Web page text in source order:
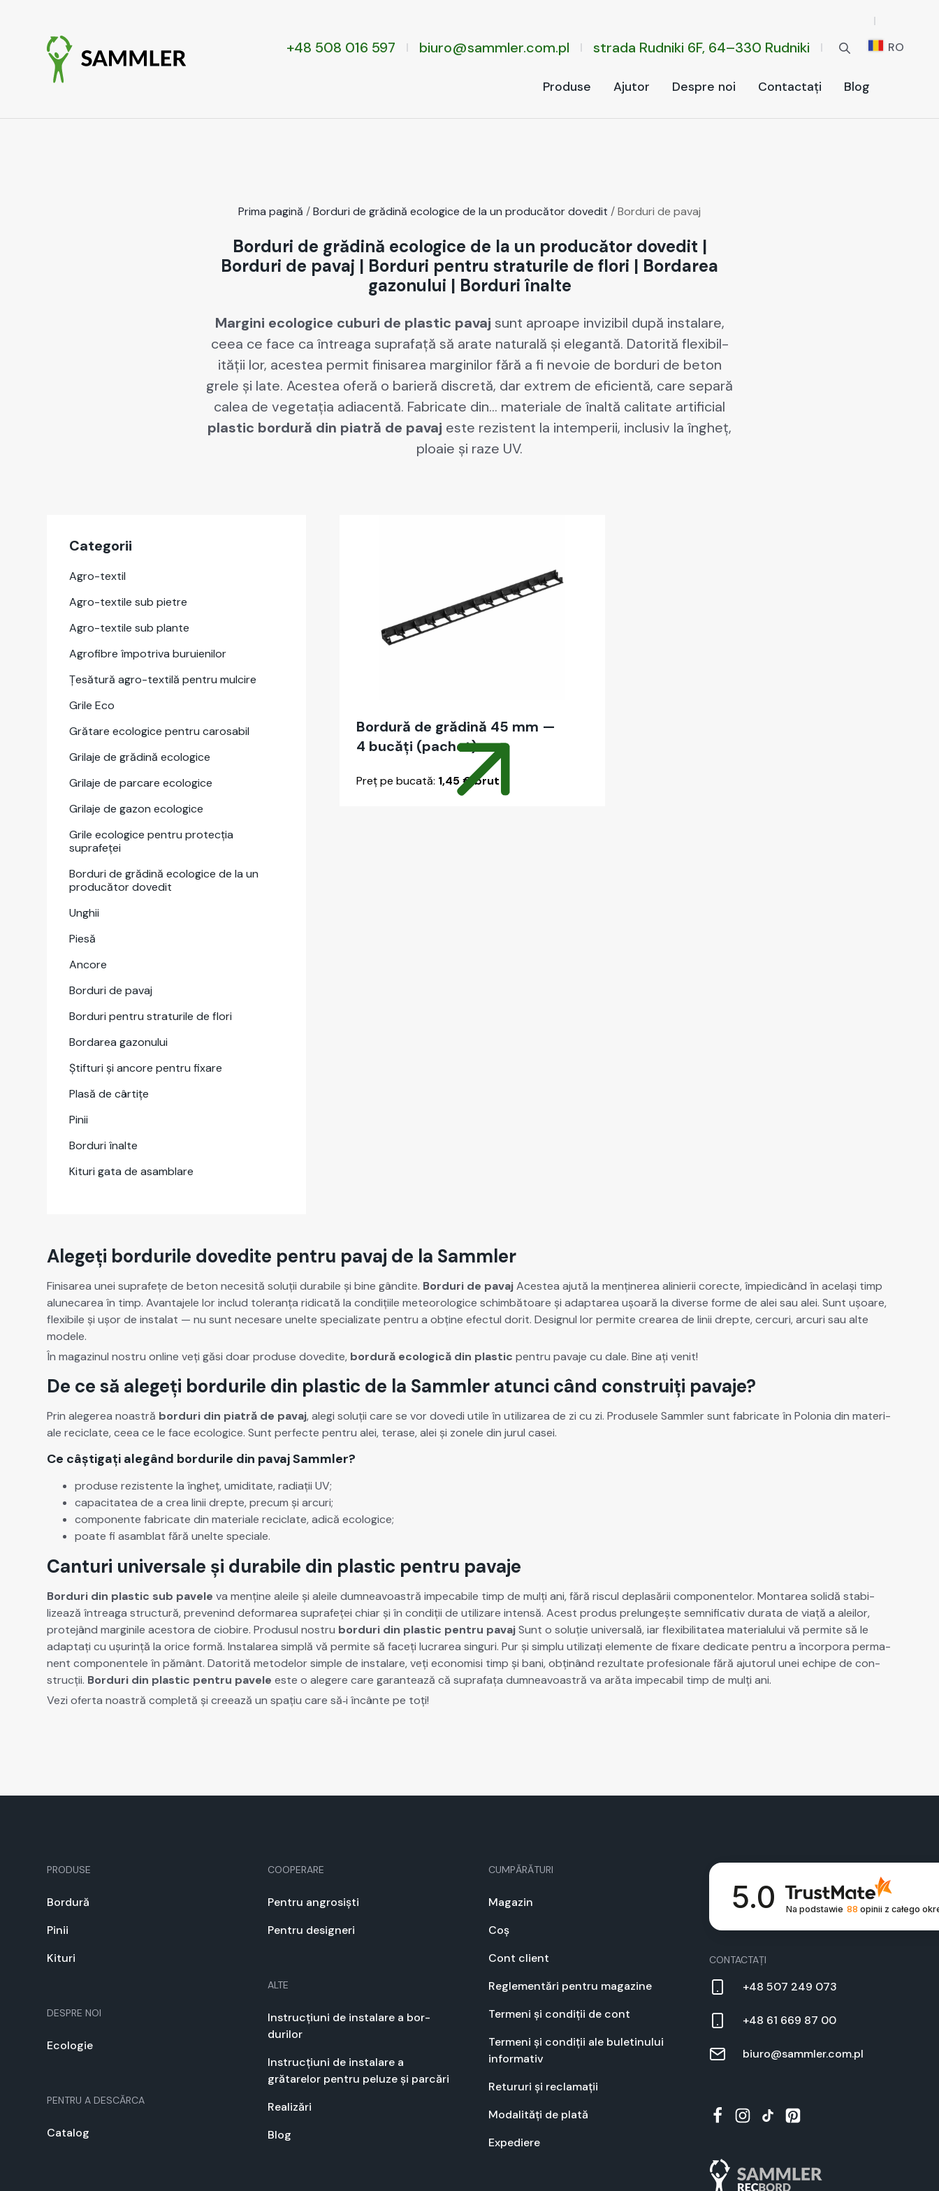
+48 508 016 597 biuro@sammler.com.pl stra­da Rud­ni­ki 6F, 64–330 Rud­ni­ki RO
Pro­duse Aju­tor Despre noi Con­tac­tați Blog
Pri­ma pag­ină /Bor­duri de grăd­ină eco­log­ice de la un pro­ducă­tor doved­it / Bor­duri de pavaj
Borduri de grădină ecologice de la un producător dovedit |
Borduri de pavaj | Borduri pentru straturile de flori | Bordarea
gazonului | Borduri înalte
Mar­gi­ni eco­log­ice cuburi de plas­tic pavaj sunt aproape inviz­ibil după insta­lare,
ceea ce face ca întrea­ga suprafață să arate nat­u­rală și ele­gan­tă. Datorită flex­i­bil­
ității lor, aces­tea per­mit fin­is­area mar­gin­ilor fără a fi nevoie de bor­duri de beton
grele și late. Aces­tea oferă o bari­eră dis­cretă, dar extrem de efi­cien­tă, care sep­a­ră
calea de veg­e­tația adi­a­cen­tă. Fab­ri­cate din… mate­ri­ale de înaltă cal­i­tate arti­fi­cial
plas­tic bor­dură din pia­tră de pavaj este rezis­tent la intem­perii, inclu­siv la îngheț,
ploaie și raze UV.
Cat­e­gorii
Agro-tex­til
Agro-tex­tile sub pietre
Agro-tex­tile sub plante
Agrofi­bre împotri­va buruie­nilor
Țesă­tură agro-tex­tilă pen­tru mul­cire
Grile Eco
Grătare eco­log­ice pen­tru caros­abil
Gri­la­je de grăd­ină eco­log­ice
Gri­la­je de par­care eco­log­ice
Gri­la­je de gazon eco­log­ice
Grile eco­log­ice pen­tru pro­tecția
suprafeței
Bor­duri de grăd­ină eco­log­ice de la un
pro­ducă­tor doved­it
Unghii
Piesă
Ancore
Bor­duri de pavaj
Bor­duri pen­tru stra­turile de flori
Bor­darea gazonu­lui
Știf­turi și ancore pen­tru fixare
Plasă de câr­tițe
Pinii
Bor­duri înalte
Kituri gata de asam­blare
Bor­dură de grăd­ină 45 mm —
4 bucăți (pachet)
Preț pe bucată: 1,45 € brut
Alegeți bordurile dovedite pentru pavaj de la Sammler
Fin­is­area unei suprafețe de beton nece­sită soluții dura­bile și bine gân­dite. Bor­duri de pavajAces­tea ajută la menținerea alin­ierii corecte, împiedicând în ace­lași timp
alunecarea în timp. Avan­ta­jele lor includ tol­er­anța ridi­cată la condiți­ile mete­o­ro­log­ice schim­bă­toare și adaptarea ușoară la diverse forme de alei sau alei. Sunt ușoare,
flex­i­bile și ușor de insta­lat — nu sunt nece­sare unelte spe­cial­izate pen­tru a obține efec­tul dorit. Designul lor per­mite crearea de linii drepte, cer­curi, arcuri sau alte
mod­ele.
În mag­a­z­in­ul nos­tru online veți găsi doar pro­duse dovedite, bor­dură eco­log­ică din plas­tic pen­tru pava­je cu dale. Bine ați ven­it!
De ce să alegeți bordurile din plastic de la Sammler atunci când construiți pavaje?
Prin alegerea noas­tră bor­duri din pia­tră de pavaj, ale­gi soluții care se vor dove­di utile în uti­lizarea de zi cu zi. Pro­duse­le Samm­ler sunt fab­ri­cate în Polo­nia din mate­ri­
ale reci­clate, ceea ce le face eco­log­ice. Sunt per­fecte pen­tru alei, terase, alei și zonele din jurul casei.
Ce câștigați alegând bordurile din pavaj Sammler?
pro­duse rezis­tente la îngheț, umid­i­tate, radi­ații UV;
capac­i­tatea de a crea linii drepte, pre­cum și arcuri;
com­po­nente fab­ri­cate din mate­ri­ale reci­clate, adică eco­log­ice;
poate fi asam­blat fără unelte spe­ciale.
Canturi universale și durabile din plastic pentru pavaje
Bor­duri din plas­tic sub pavele va menține aleile și aleile dum­neav­oas­tră impeca­bile timp de mulți ani, fără riscul deplasării com­po­nen­telor. Montarea solidă sta­bi­
lizează întrea­ga struc­tură, pre­venind defor­marea suprafeței chiar și în condiții de uti­lizare inten­să. Acest pro­dus pre­lungește sem­ni­fica­tiv dura­ta de viață a aleilor,
pro­te­jând mar­gin­ile aces­to­ra de cio­bire. Pro­dusul nos­tru bor­duri din plas­tic pen­tru pavajSunt o soluție uni­ver­sală, iar flex­i­bil­i­tatea mate­ri­alu­lui vă per­mite să le
adap­tați cu ușur­ință la orice for­mă. Insta­larea sim­plă vă per­mite să faceți lucrarea sin­guri. Pur și sim­plu uti­liza­ți ele­mente de fixare ded­i­cate pen­tru a încor­po­ra per­ma­
nent com­po­nen­tele în pământ. Datorită metode­lor sim­ple de insta­lare, veți economisi timp și bani, obținând rezul­tate pro­fe­sion­ale fără aju­torul unei echipe de con­
strucții. Bor­duri din plas­tic pen­tru pavele este o alegere care garan­tează că suprafața dum­neav­oas­tră va ară­ta impeca­bil timp de mulți ani.
Vezi ofer­ta noas­tră com­pletă și creează un spațiu care să‑i încânte pe toți!
PRODUSE
Bor­dură
Pinii
Kituri
DESPRE NOI
Ecolo­gie
PEN­TRU A DESCĂR­CA
Cat­a­log
COOPERARE
Pen­tru angrosiști
Pen­tru designeri
ALTE
Instrucți­u­ni de insta­lare a bor­
durilor
Instrucți­u­ni de insta­lare a
grătarelor pen­tru peluze și par­cări
Real­izări
Blog
CUMPĂRĂTURI
Mag­a­zin
Coș
Cont client
Regle­men­tări pen­tru mag­a­zine
Ter­meni și condiții de cont
Ter­meni și condiții ale bulet­inu­lui
infor­ma­tiv
Retu­ruri și recla­mații
Modal­ități de plată
Expe­diere
5.0 Na podstawie 88 opinii z całego
CON­TAC­TAȚI
+48 507 249 073
+48 61 669 87 00
biuro@sammler.com.pl